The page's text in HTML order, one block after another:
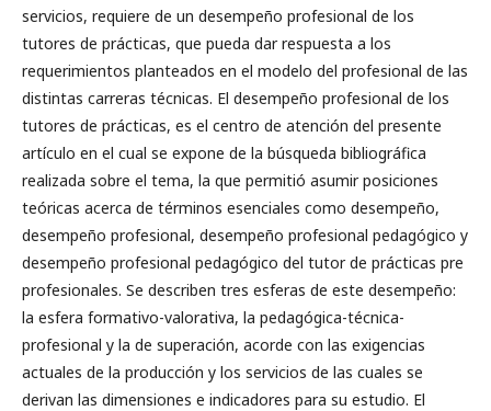
servicios, requiere de un desempeño profesional de los
tutores de prácticas, que pueda dar respuesta a los
requerimientos planteados en el modelo del profesional de las
distintas carreras técnicas. El desempeño profesional de los
tutores de prácticas, es el centro de atención del presente
artículo en el cual se expone de la búsqueda bibliográfica
realizada sobre el tema, la que permitió asumir posiciones
teóricas acerca de términos esenciales como desempeño,
desempeño profesional, desempeño profesional pedagógico y
desempeño profesional pedagógico del tutor de prácticas pre
profesionales. Se describen tres esferas de este desempeño:
la esfera formativo-valorativa, la pedagógica-técnica-
profesional y la de superación, acorde con las exigencias
actuales de la producción y los servicios de las cuales se
derivan las dimensiones e indicadores para su estudio. El